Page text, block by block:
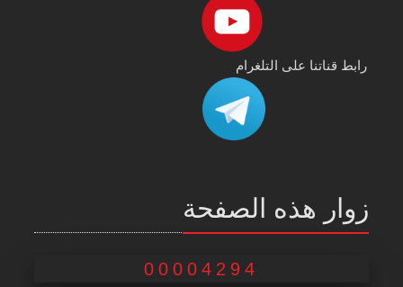
رابط قناتنا على التلغرام
زوار هذه الصفحة
00004294